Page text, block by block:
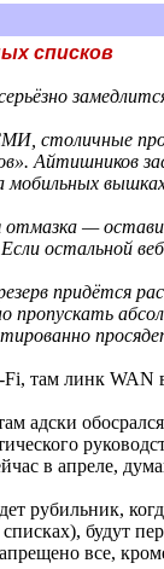
списков
столичные
Айтишников
отмазка —
Если остальной
придётся
пропускать
там линк WAN
адски
в апреле,
рубильник,
будут
все,